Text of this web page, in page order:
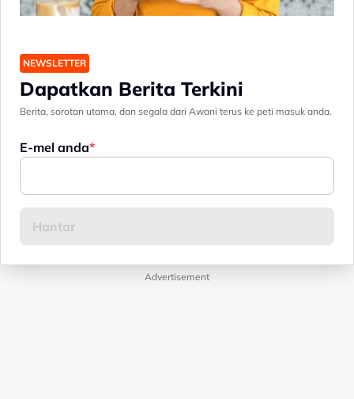
NEWSLETTER
Dapatkan Berita Terkini
Berita, sorotan utama, dan segala dari Awani terus ke peti masuk anda.
E-mel anda
Advertisement